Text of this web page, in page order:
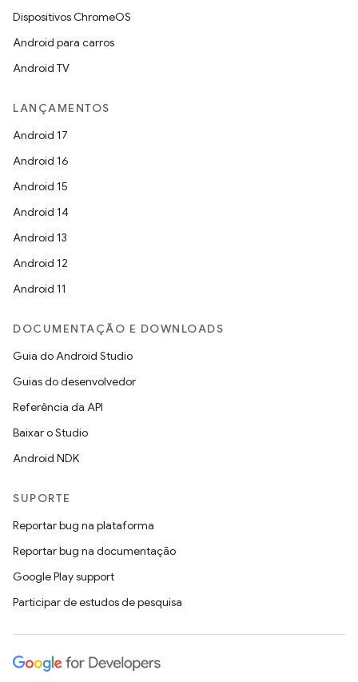
Dispositivos ChromeOS
Android para carros
Android TV
LANÇAMENTOS
Android 17
Android 16
Android 15
Android 14
Android 13
Android 12
Android 11
DOCUMENTAÇÃO E DOWNLOADS
Guia do Android Studio
Guias do desenvolvedor
Referência da API
Baixar o Studio
Android NDK
SUPORTE
Reportar bug na plataforma
Reportar bug na documentação
Google Play support
Participar de estudos de pesquisa